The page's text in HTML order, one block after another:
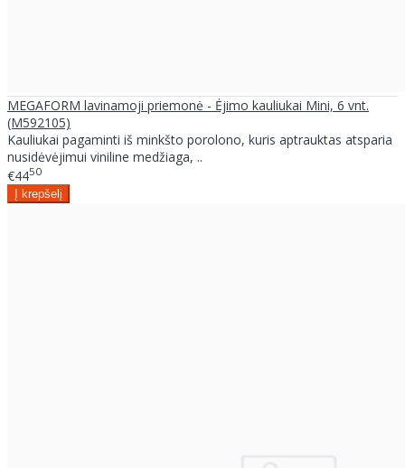
MEGAFORM lavinamoji priemonė - Ėjimo kauliukai Mini, 6 vnt.
(M592105)
Kauliukai pagaminti iš minkšto porolono, kuris aptrauktas atsparia
nusidėvėjimui viniline medžiaga, ..
€4450